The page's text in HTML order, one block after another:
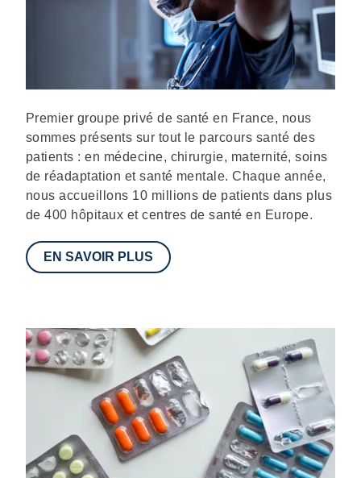
Description
Premier groupe privé de santé en France, nous
sommes présents sur tout le parcours santé des
patients : en médecine, chirurgie, maternité, soins
de réadaptation et santé mentale. Chaque année,
nous accueillons 10 millions de patients dans plus
de 400 hôpitaux et centres de santé en Europe.
EN SAVOIR PLUS